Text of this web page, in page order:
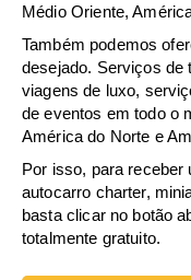
Médio Oriente,
Também podemos
desejado. Serviços de
viagens de luxo,
de eventos em todo o
América do Norte e
Por isso, para receber
autocarro charter,
basta clicar no botão
totalmente gratuito.